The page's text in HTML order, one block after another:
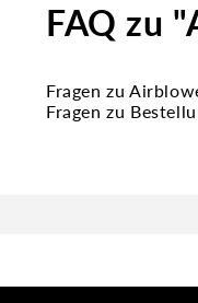
FAQ zu
Fragen zu
Fragen zu